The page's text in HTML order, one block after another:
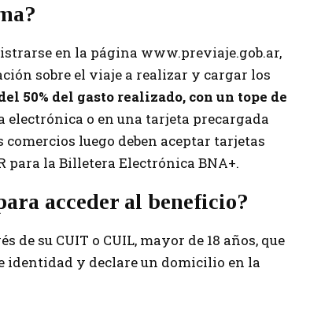
en la página www.previaje.gob.ar,
sobre el viaje a realizar y cargar los
50% del gasto realizado, con un tope de
electrónica o en una tarjeta precargada
luego deben aceptar tarjetas
para la Billetera Electrónica BNA+.
acceder al beneficio?
de su CUIT o CUIL, mayor de 18 años, que
identidad y declare un domicilio en la